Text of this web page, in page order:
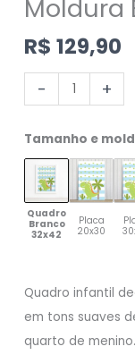
Moldura
R$ 129,90
- +
Tamanho e
Quadro
Branco
32x42
Placa
20x30
Quadro infantil
em tons suaves
quarto de